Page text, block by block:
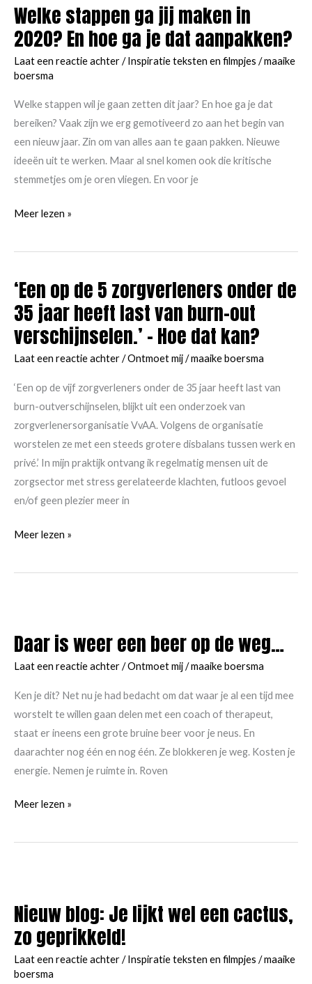
Ook
wanneer
het
een
Welke stappen ga jij maken in
2020? En hoe ga je dat aanpakken?
Laat een reactie achter/Inspiratie teksten en filmpjes /maaike
boersma
Welke stappen wil je gaan zetten dit jaar? En hoe ga je dat
bereiken? Vaak zijn we erg gemotiveerd zo aan het begin van
een nieuw jaar. Zin om van alles aan te gaan pakken. Nieuwe
ideeën uit te werken. Maar al snel komen ook die kritische
stemmetjes om je oren vliegen. En voor je
Welke
ga
maken
in
2020?
En
hoe
ga
je
aanpakken?
Meer lezen »
‘Een op de 5 zorgverleners onder de
35 jaar heeft last van burn-out
verschijnselen.’ – Hoe dat kan?
Laat een reactie achter/Ontmoet mij/maaike boersma
‘Een op de vijf zorgverleners onder de 35 jaar heeft last van
burn-outverschijnselen, blijkt uit een onderzoek van
zorgverlenersorganisatie VvAA. Volgens de organisatie
worstelen ze met een steeds grotere disbalans tussen werk en
privé.’ In mijn praktijk ontvang ik regelmatig mensen uit de
zorgsector met stress gerelateerde klachten, futloos gevoel
en/of geen plezier meer in
‘Een
de
de
35
heeft
last
van
burn-
out
Meer lezen »
Daar is weer een beer op de weg…
Laat een reactie achter/Ontmoet mij/maaike boersma
Ken je dit? Net nu je had bedacht om dat waar je al een tijd mee
worstelt te willen gaan delen met een coach of therapeut,
staat er ineens een grote bruine beer voor je neus. En
daarachter nog één en nog één. Ze blokkeren je weg. Kosten je
energie. Nemen je ruimte in. Roven
Daar
weer
de
weg…
Meer lezen »
Nieuw blog: Je lijkt wel een cactus,
zo geprikkeld!
Laat een reactie achter/Inspiratie teksten en filmpjes /maaike
boersma